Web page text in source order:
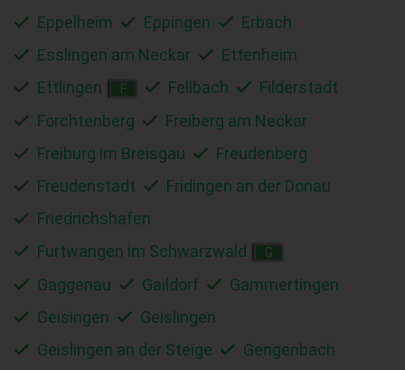
Eppelheim
Eppingen
Erbach
Esslingen am Neckar
Ettenheim
Ettlingen
F Fellbach
Filderstadt
Forchtenberg
Freiberg am Neckar
Freiburg im Breisgau
Freudenberg
Freudenstadt
Fridingen an der Donau
Friedrichshafen
Furtwangen im Schwarzwald
G
Gaggenau Gaildorf
Gammertingen
Geisingen
Geislingen
Geislingen an der Steige
Gengenbach